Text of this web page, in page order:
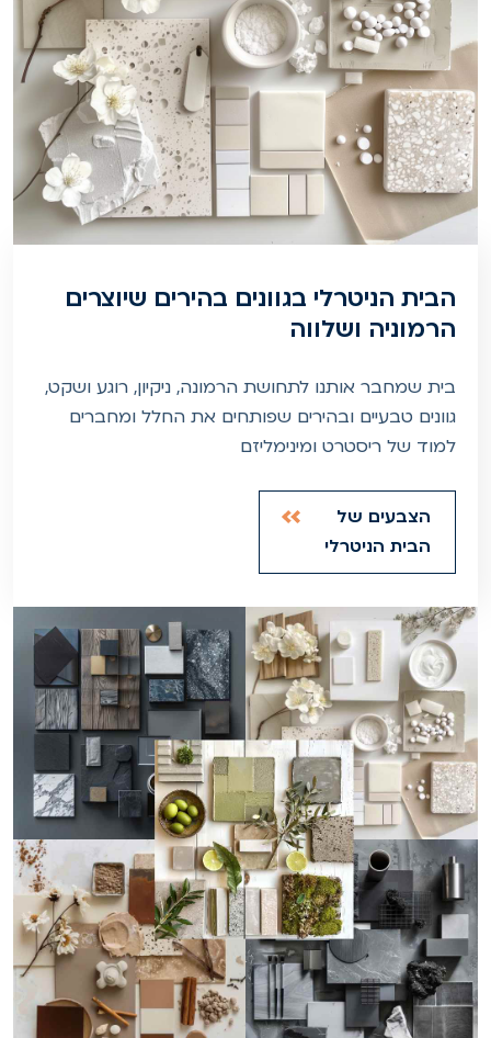
הבית הניטרלי בגוונים בהירים שיוצרים
הרמוניה ושלווה
בית שמחבר אותנו לתחושת הרמונה, ניקיון, רוגע ושקט,
גוונים טבעיים ובהירים שפותחים את החלל ומחברים
למוד של ריסטרט ומינימליזם
הצבעים של
הבית הניטרלי